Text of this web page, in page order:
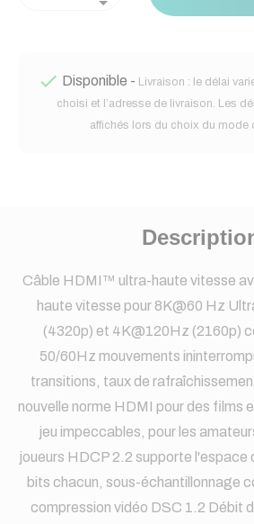
 Disponible - Livraison : le délai
choisi et l’adresse de livraison. Les
affichés lors du choix du mode
Câble HDMI™ ultra-haute vitesse
haute vitesse pour 8K@60 Hz
(4320p) et 4K@120Hz (2160p)
50/60Hz mouvements
transitions, taux de
nouvelle norme HDMI pour des films
jeu impeccables, pour les
joueurs HDCP 2.2 supporte l'espace
bits chacun, sous-échantillonnage
compression vidéo DSC 1.2 Débit